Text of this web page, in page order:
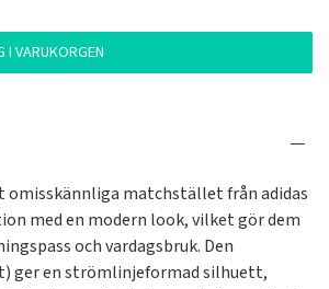
I VARUKORGEN
omisskännliga matchstället från adidas
med en modern look, vilket gör dem
och vardagsbruk. Den
ger en strömlinjeformad silhuett,